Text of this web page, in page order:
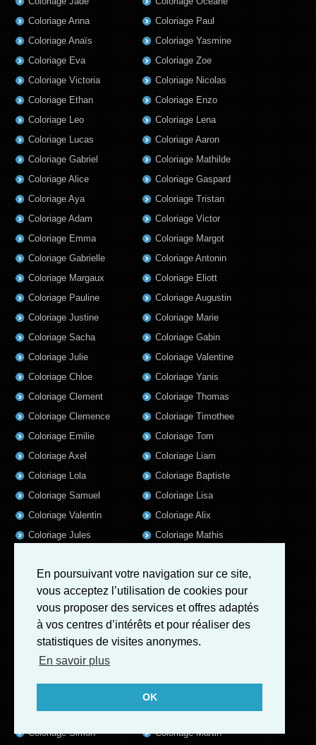
En poursuivant votre navigation sur ce site,
vous acceptez l’utilisation de cookies pour
vous proposer des services et offres adaptés
à vos centres d’intérêts et pour réaliser des
statistiques de visites anonymes.
En savoir plus
OK
Coloriage Anna
Coloriage Anaïs
Coloriage Eva
Coloriage Victoria
Coloriage Ethan
Coloriage Leo
Coloriage Lucas
Coloriage Gabriel
Coloriage Alice
Coloriage Aya
Coloriage Adam
Coloriage Emma
Coloriage Gabrielle
Coloriage Paul
Coloriage Yasmine
Coloriage Zoe
Coloriage Nicolas
Coloriage Enzo
Coloriage Lena
Coloriage Aaron
Coloriage Mathilde
Coloriage Gaspard
Coloriage Tristan
Coloriage Victor
Coloriage Margot
Coloriage Antonin
Coloriage Margaux
Coloriage Pauline
Coloriage Justine
Coloriage Sacha
Coloriage Julie
Coloriage Chloe
Coloriage Clement
Coloriage Clemence
Coloriage Emilie
Coloriage Axel
Coloriage Lola
Coloriage Samuel
Coloriage Valentin
Coloriage Jules
Coloriage Elsa
Coloriage Mila
Coloriage Garance
Coloriage Marius
Coloriage Ava
Coloriage Simon
Coloriage Eliott
Coloriage Augustin
Coloriage Marie
Coloriage Gabin
Coloriage Valentine
Coloriage Yanis
Coloriage Thomas
Coloriage Timothee
Coloriage Tom
Coloriage Liam
Coloriage Baptiste
Coloriage Lisa
Coloriage Alix
Coloriage Mathis
Coloriage Luna
Coloriage Rose
Coloriage Jeanne
Coloriage Guillaume
Coloriage Matteo
Coloriage Ulysse
Coloriage Martin